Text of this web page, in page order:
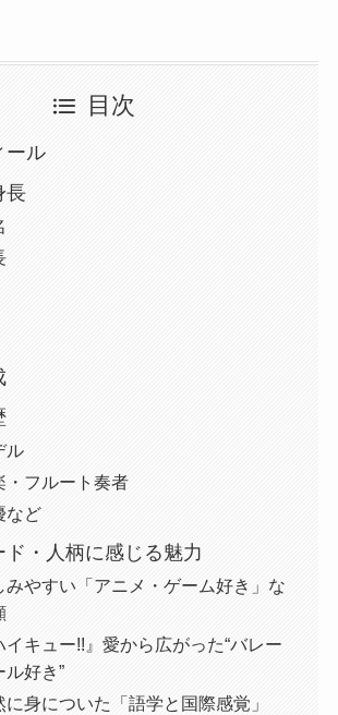
目次
ール
長
ル
・フルート奏者
など
ド・人柄に感じる魅力
みやすい「アニメ・ゲーム好き」な
イキュー!!』愛から広がった“バレー
ル好き”
に身についた「語学と国際感覚」